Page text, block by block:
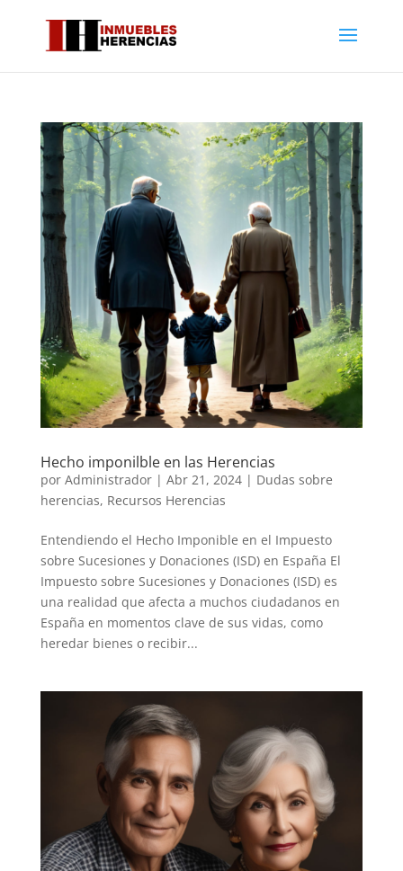
Hecho imponilble en las Herencias
por Administrador| Abr 21, 2024| Dudas sobre
herencias, Recursos Herencias
Entendiendo el Hecho Imponible en el Impuesto
sobre Sucesiones y Donaciones (ISD) en España El
Impuesto sobre Sucesiones y Donaciones (ISD) es
una realidad que afecta a muchos ciudadanos en
España en momentos clave de sus vidas, como
heredar bienes o recibir...